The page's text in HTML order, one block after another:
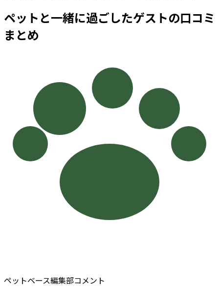
ペットと一緒に過ごしたゲストの口コミ
まとめ
ペットベース編集部コメント